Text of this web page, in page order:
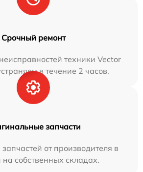
Срочный ремонт
техники Vector
в течение 2 часов.
запчасти
от производителя в
собственных складах.